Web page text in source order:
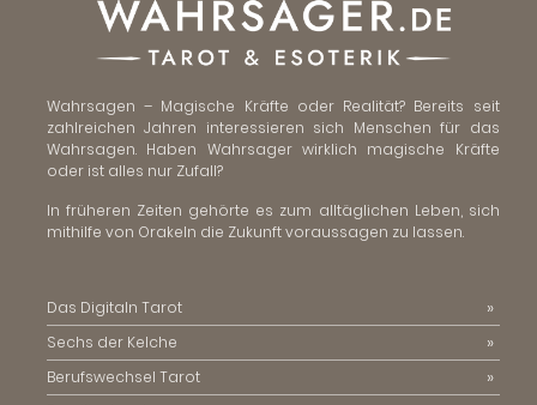
Wahrsagen – Magische Kräfte oder Realität? Bereits seit
zahlreichen Jahren interessieren sich Menschen für das
Wahrsagen. Haben Wahrsager wirklich magische Kräfte
oder ist alles nur Zufall?
In früheren Zeiten gehörte es zum alltäglichen Leben, sich
mithilfe von Orakeln die Zukunft voraussagen zu lassen.
Das Digitaln Tarot
Sechs der Kelche
Berufswechsel Tarot